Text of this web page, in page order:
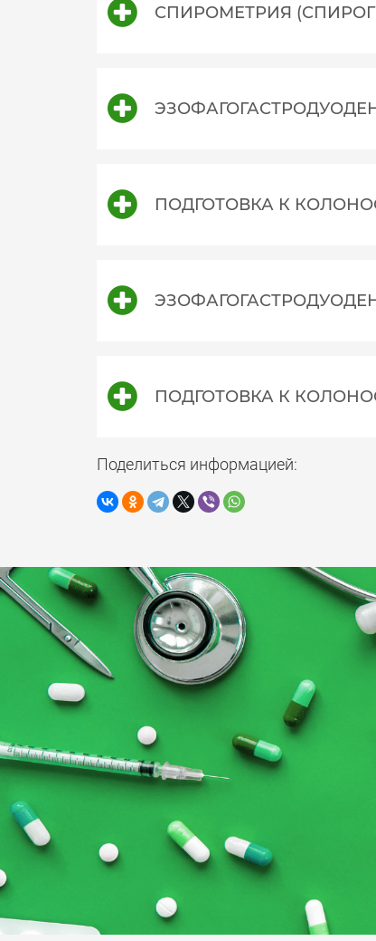
СПИРОМЕТРИЯ
ПОДГОТОВКА К
ПОДГОТОВКА К
Поделиться информацией: